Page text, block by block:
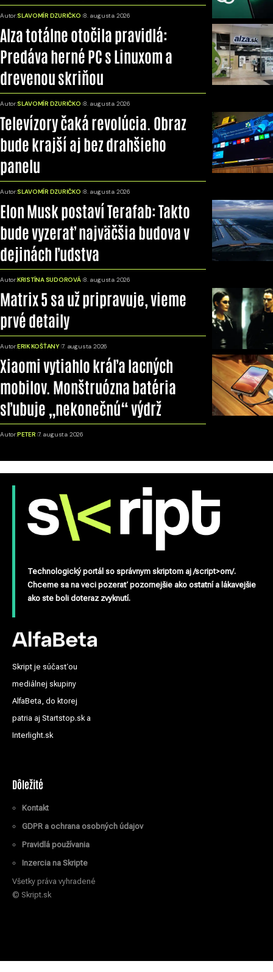
Autor:SLAVOMÍR DZURIČKO 8. augusta 2026
Alza totálne otočila pravidlá:
Predáva herné PC s Linuxom a
drevenou skriňou
Autor:SLAVOMÍR DZURIČKO 8. augusta 2026
Televízory čaká revolúcia. Obraz
bude krajší aj bez drahšieho
panelu
Autor:SLAVOMÍR DZURIČKO 8. augusta 2026
Elon Musk postaví Terafab: Takto
bude vyzerať najväčšia budova v
dejinách ľudstva
Autor:KRISTÍNA SUDOROVÁ 8. augusta 2026
Matrix 5 sa už pripravuje, vieme
prvé detaily
Autor:ERIK KOŠŤANY 7. augusta 2026
Xiaomi vytiahlo kráľa lacných
mobilov. Monštruózna batéria
sľubuje „nekonečnú“ výdrž
Autor:PETER 7. augusta 2026
Technologický portál so správnym skriptom aj /script>om/.
Chceme sa na veci pozerať pozornejšie ako ostatní a lákavejšie
ako ste boli doteraz zvyknutí.
Skript je súčasťou
mediálnej skupiny
AlfaBeta, do ktorej
patria aj Startstop.sk a
Interlight.sk
Dôležité
Kontakt
GDPR a ochrana osobných údajov
Pravidlá používania
Inzercia na Skripte
Všetky práva vyhradené
© Skript.sk